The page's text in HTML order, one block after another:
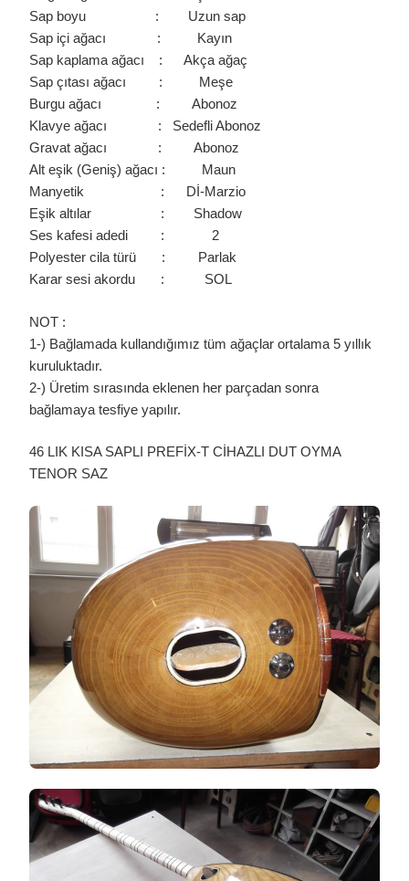
Sap boyu : Uzun sap
Sap içi ağacı : Kayın
Sap kaplama ağacı : Akça ağaç
Sap çıtası ağacı : Meşe
Burgu ağacı : Abonoz
Klavye ağacı : Sedefli Abonoz
Gravat ağacı : Abonoz
Alt eşik (Geniş) ağacı : Maun
Manyetik : Dİ-Marzio
Eşik altılar : Shadow
Ses kafesi adedi : 2
Polyester cila türü : Parlak
Karar sesi akordu : SOL
NOT :
1-) Bağlamada kullandığımız tüm ağaçlar ortalama 5 yıllık
kuruluktadır.
2-) Üretim sırasında eklenen her parçadan sonra
bağlamaya tesfiye yapılır.
46 LIK KISA SAPLI PREFİX-T CİHAZLI DUT OYMA
TENOR SAZ